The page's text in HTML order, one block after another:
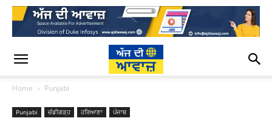
Home Punjabi
Punjabi ਚੰਡੀਗੜ੍ਹ ਹਰਿਆਣਾ ਪੰਜਾਬ